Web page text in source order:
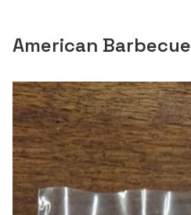
American Barbecue